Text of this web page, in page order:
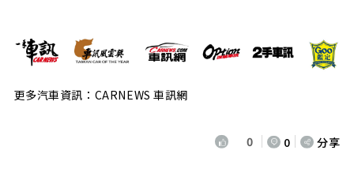
更多汽車資訊：CARNEWS 車訊網
0 0 分享